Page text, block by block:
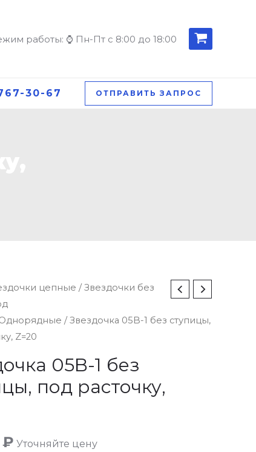
работы: ⌚ Пн-Пт с 8:00 до 18:00
30-67 ОТПРАВИТЬ ЗАПРОС
цепные / Звездочки без
/ Звездочка 05B-1 без ступицы,
Z=20
05B-1 без
под расточку,
₽ Уточняйте цену